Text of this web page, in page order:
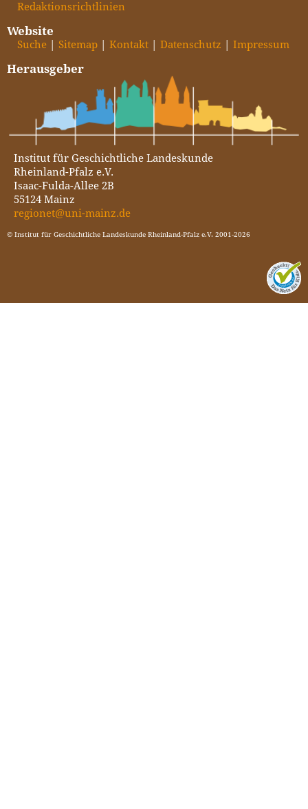
Redaktionsrichtlinien
Website
Suche Sitemap Kontakt Datenschutz Impressum
Herausgeber
Institut für Geschichtliche Landeskunde
Rheinland-Pfalz e.V.
Isaac-Fulda-Allee 2B
55124 Mainz
regionet@uni-mainz.de
© Institut für Geschichtliche Landeskunde Rheinland-Pfalz e.V. 2001-2026